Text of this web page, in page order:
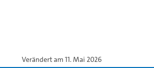
Verändert am 11. Mai 2026